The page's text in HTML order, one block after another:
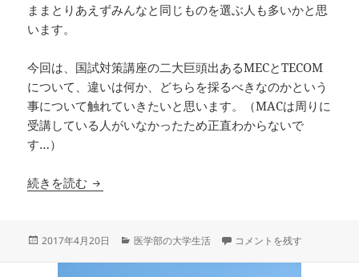
ままとりあえずみんなと同じものを選ぶ人も多いかと思
います。
今回は、国試対策講座の二大巨頭出あるMECとTECOM
について、違いは何か、どちらを採るべきなのかという
事について触れていきたいと思います。（MACは周りに
受講している人がいなかったため正直わからないで
す…）
続きを読む 【国試対策】MECとTECOMどっちがいい？
投
2017年4月20日
カ
医学部の大学生活 【国試対策】MECと
コメントを残す